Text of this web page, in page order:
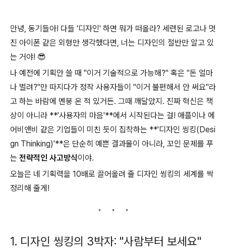
안녕, 동기들아! 다들 '디자인' 하면 뭐가 떠올라? 세련된 로고나 멋
진 아이폰 같은 외형만 생각했다면, 너는 디자인의 절반만 알고 있
는 거야! 😎
나 예전에 기획안 쓸 때 "이거 기술적으로 가능해?" 혹은 "돈 얼마
나 벌려?"만 따지다가 정작 사용자들이 "이거 불편해서 안 써요"라
고 하는 바람에 멘붕 온 적 있거든. 그때 깨달았지. 진짜 혁신은 책
상이 아니라 **'사용자의 마음'**에서 시작된다는 걸! 애플이나 에
어비앤비 같은 기업들이 미친 듯이 집착하는 **'디자인 씽킹(Desi
gn Thinking)'**은 단순히 예쁜 결과물이 아니라, 꼬인 문제를 푸
는 전략적인 사고방식이야.
오늘은 네 기획력을 10배로 끌어올려 줄 디자인 씽킹의 세계를 싹
정리해 줄게!
1. 디자인 씽킹의 3박자: "사람부터 보세요"